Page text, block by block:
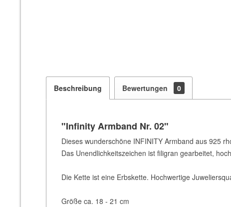
Beschreibung Bewertungen 0
"Infinity Armband Nr. 02"
Dieses wunderschöne INFINITY Armband aus 925
Das Unendlichkeitszeichen ist filigran gearbeitet,
Die Kette ist eine Erbskette. Hochwertige
Größe ca. 18 - 21 cm